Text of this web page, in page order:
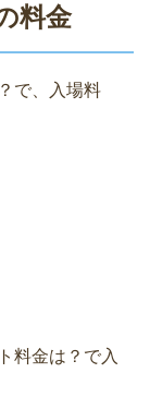
料金
で、入場料
料金は？で入